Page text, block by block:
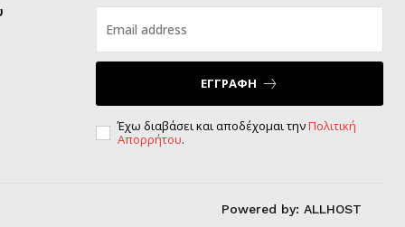
ΕΓΓΡΑΦΗ
Έχω διαβάσει και αποδέχομαι τηνΠολιτική
Απορρήτου.
Powered by: ALLHOST